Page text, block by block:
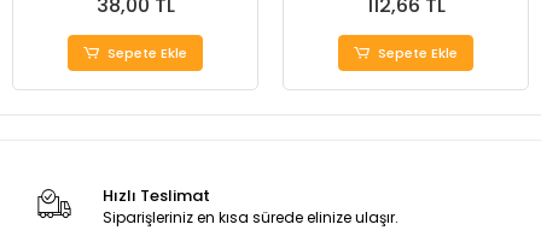
Sepete Ekle Sepete Ekle
Hızlı Teslimat
Siparişleriniz en kısa sürede elinize ulaşır.